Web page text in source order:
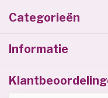
Categorieën
Informatie